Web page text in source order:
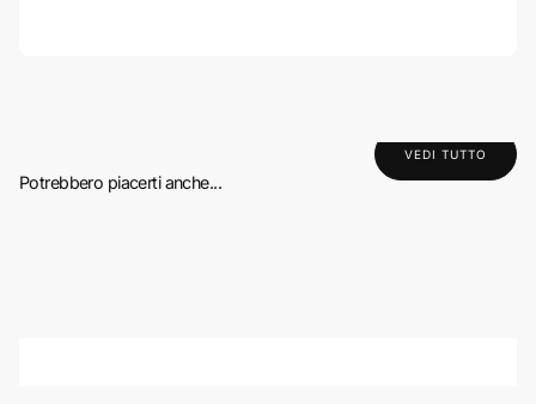
Potrebbero piacerti anche...
VEDI TUTTO